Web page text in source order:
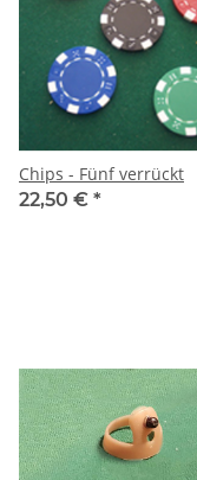
Chips - Fünf verrückt
22,50 € *